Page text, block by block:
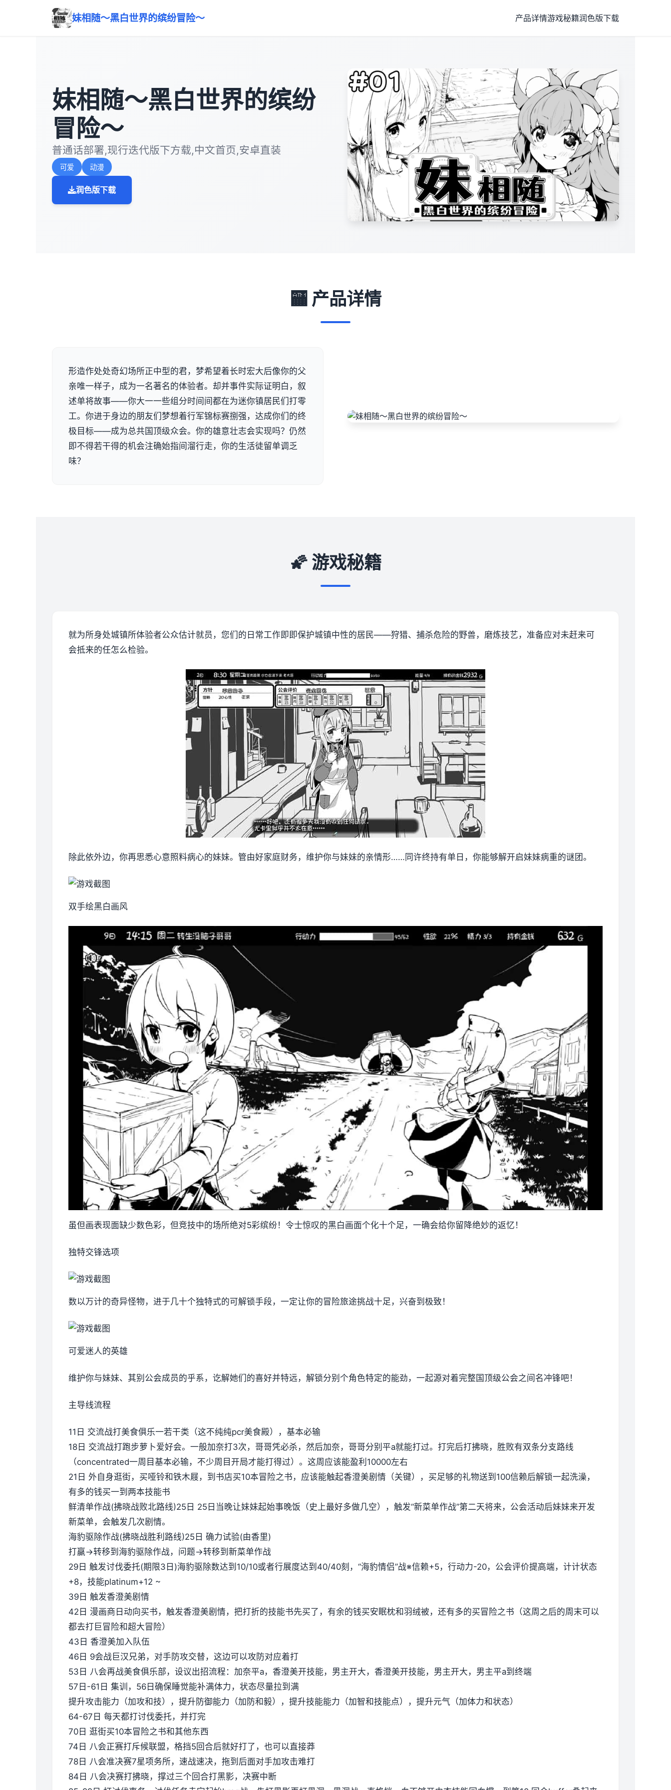
妹相随～黑白世界的缤纷冒险～ 产品详情游戏秘籍润色版下载
妹相随～黑白世界的缤纷
冒险～
普通话部署,现行迭代版下方载,中文首页,安卓直装
可爱 动漫
润色版下载
🏧 产品详情
形造作处处奇幻场所正中型的君，梦希望着长时宏大后像你的父
亲唯一样子，成为一名著名的体验者。却并事件实际证明白，叙
述单将故事——你大一一些组分时间间都在为迷你镇居民们打零
工。你进于身边的朋友们梦想着行军锦标赛捌强，达成你们的终
极目标——成为总共国顶级众会。你的雄意壮志会实现吗？仍然
即不得若干得的机会注确始指间溜行走，你的生活徒留单调乏
味？
🌠 游戏秘籍
就为所身处城镇所体验者公众估计就员，您们的日常工作即即保护城镇中性的居民——狩猎、捕杀危险的野兽，磨炼技艺，准备应对未赶来可
会抵来的任怎么检验。
除此依外边，你再思悉心意照料病心的妹妹。管由好家庭财务，维护你与妹妹的亲情形……同许终持有单日，你能够解开启妹妹病重的谜团。
双手绘黑白画风
虽但画表现面缺少数色彩，但竞技中的场所绝对5彩缤纷！令士惊叹的黑白画面个化十个足，一确会给你留降绝妙的返忆！
独特交锋选项
数以万计的奇异怪物，进于几十个独特式的可解锁手段，一定让你的冒险旅途挑战十足，兴奋到极致！
可爱迷人的英雄
维护你与妹妹、其别公会成员的乎系，讫解她们的喜好并特远，解锁分别个角色特定的能劲，一起源对着完整国顶级公会之间名冲锋吧！
主导线流程
11日 交流战打美食俱乐一若干类（这不纯纯pcr美食殿），基本必输
18日 交流战打跑步萝卜爱好会。一般加奈打3次，哥哥凭必杀，然后加奈，哥哥分别平a就能打过。打完后打拂晓，胜败有双条分支路线
（concentrated一周目基本必输，不少周目开局才能打得过）。这周应该能盈利10000左右
21日 外自身逛街，买哑铃和铁木屐，到书店买10本冒险之书，应该能触起香澄美剧情（关键），买足够的礼物送到100信赖后解锁一起洗澡，
有多的钱买一到两本技能书
鲜清单作战(拂晓战败北路线)25日 25日当晚让妹妹起始事晚饭（史上最好多做几空），触发“新菜单作战”第二天将来，公会活动后妹妹来开发
新菜单，会触发几次剧情。
海豹驱除作战(拂晓战胜利路线)25日 确力试验(由香里)
打赢→转移到海豹驱除作战，问题→转移到新菜单作战
29日 触发讨伐委托(期限3日)海豹驱除数达到10/10或者行展度达到40/40刻，“海豹情侣”战※信赖+5，行动力-20，公会评价提高端，计计状态
+8，技能platinum+12 ~
39日 触发香澄美剧情
42日 漫画商日动向买书，触发香澄美剧情，把打折的技能书先买了，有余的钱买安眠枕和羽绒被，还有多的买冒险之书（这周之后的周末可以
都去打巨冒险和超大冒险）
43日 香澄美加入队伍
46日 9会战巨汉兄弟，对手防攻交替，这边可以攻防对应着打
53日 八会再战美食俱乐部，设议出招流程：加奈平a，香澄美开技能，男主开大，香澄美开技能，男主开大，男主平a到终端
57日-61日 集训，56日确保睡觉能补满体力，状态尽量拉到满
提升攻击能力（加攻和技），提升防御能力（加防和毅），提升技能能力（加智和技能点），提升元气（加体力和状态）
64-67日 每天都打讨伐委托，并打完
70日 逛街买10本冒险之书和其他东西
74日 八会正赛打斥候联盟，格挡5回合后就好打了，也可以直接莽
78日 八会准决赛7星项务所，速战速决，拖到后面对手加攻击难打
84日 八会决赛打拂晓，撑过三个回合打黑影，决赛中断